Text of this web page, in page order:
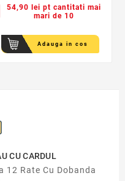
54,90 lei pt cantitati mai
mari de 10
Adauga in cos
CU CARDUL
12 Rate Cu Dobanda